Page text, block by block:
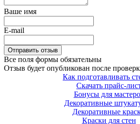
Ваше имя
E-mail
Все поля формы обязательны
Отзыв будет опубликован после
Как подготавливать
Скачать прайс-
Бонусы для
Декоративные
Декоративные
Краски для стен